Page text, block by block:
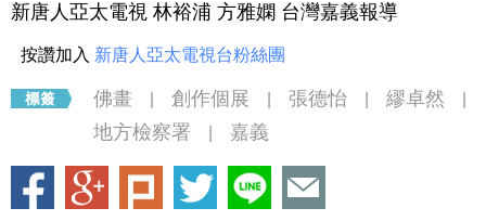
新唐人亞太電視 林裕浦 方雅嫻 台灣嘉義報導
按讚加入 新唐人亞太電視台粉絲團
佛畫 創作個展 張德怡 繆卓然
地方檢察署 嘉義